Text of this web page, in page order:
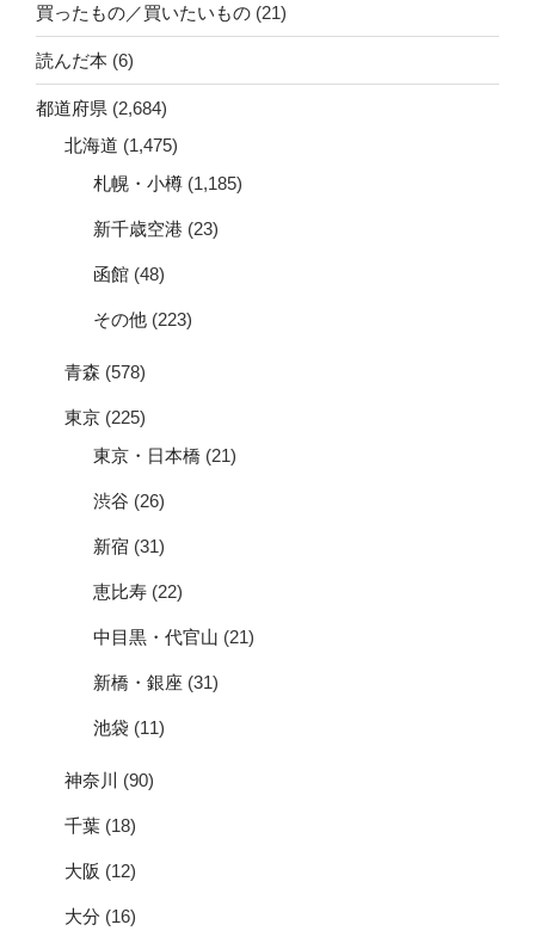
買ったもの／買いたいもの (21)
読んだ本 (6)
都道府県 (2,684)
北海道 (1,475)
札幌・小樽 (1,185)
新千歳空港 (23)
函館 (48)
その他 (223)
青森 (578)
東京 (225)
東京・日本橋 (21)
渋谷 (26)
新宿 (31)
恵比寿 (22)
中目黒・代官山 (21)
新橋・銀座 (31)
池袋 (11)
神奈川 (90)
千葉 (18)
大阪 (12)
大分 (16)